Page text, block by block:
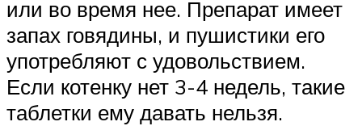
или во время нее. Препарат имеет
запах говядины, и пушистики его
употребляют с удовольствием.
Если котенку нет 3-4 недель, такие
таблетки ему давать нельзя.